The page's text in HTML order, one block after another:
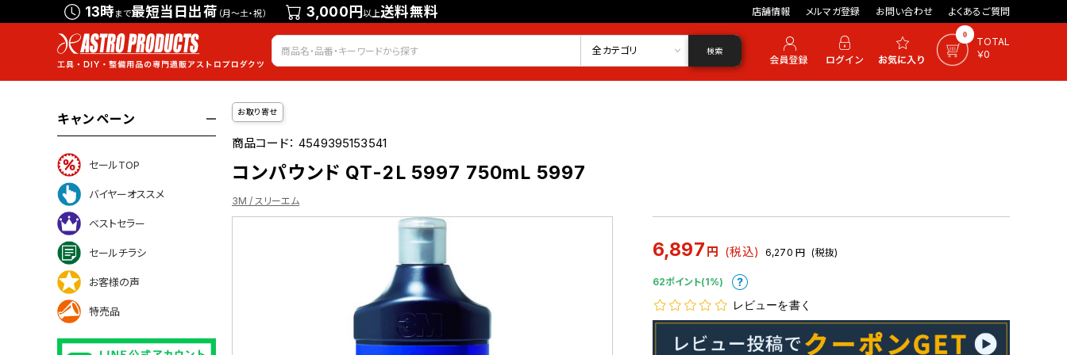
13時まで最短当日出荷 （月～土・祝） 3,000円以上送料無料 店舗情報 メルマガ登録 お問い合わせ よくあるご質問
会員登録 ログイン お気に入り 0
TOTAL
￥0
全カテゴリ 検索
キャンペーン
セールTOP
バイヤーオススメ
ベストセラー
セールチラシ
お客様の声
特売品
お取り寄せ
商品コード：4549395153541
コンパウンド QT-2L 5997 750mL 5997
3M / スリーエム
6,897 円 (税込) 6,270 円 (税抜)
62ポイント(1%)
レビューを書く